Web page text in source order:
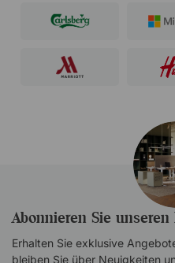
Abonnieren Sie unseren
Erhalten Sie exklusive
bleiben Sie über Neuigkeiten